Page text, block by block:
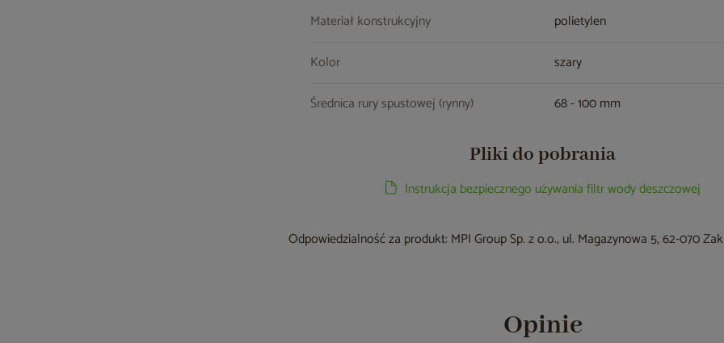
Materiał konstrukcyjny
polietylen
Kolor
szary
Średnica rury spustowej (rynny)
68 - 100 mm
Pliki do pobrania
Instrukcja bezpiecznego używania filtr wody deszczowej
Odpowiedzialność za produkt: MPI Group Sp. z o.o., ul. Magazynowa 5, 62-070
Opinie